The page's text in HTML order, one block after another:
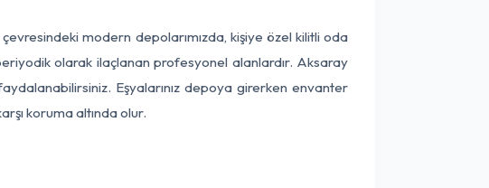
modern depolarımızda, kişiye özel kilitli oda
olarak ilaçlanan profesyonel alanlardır. Aksaray
Eşyalarınız depoya girerken envanter
koruma altında olur.